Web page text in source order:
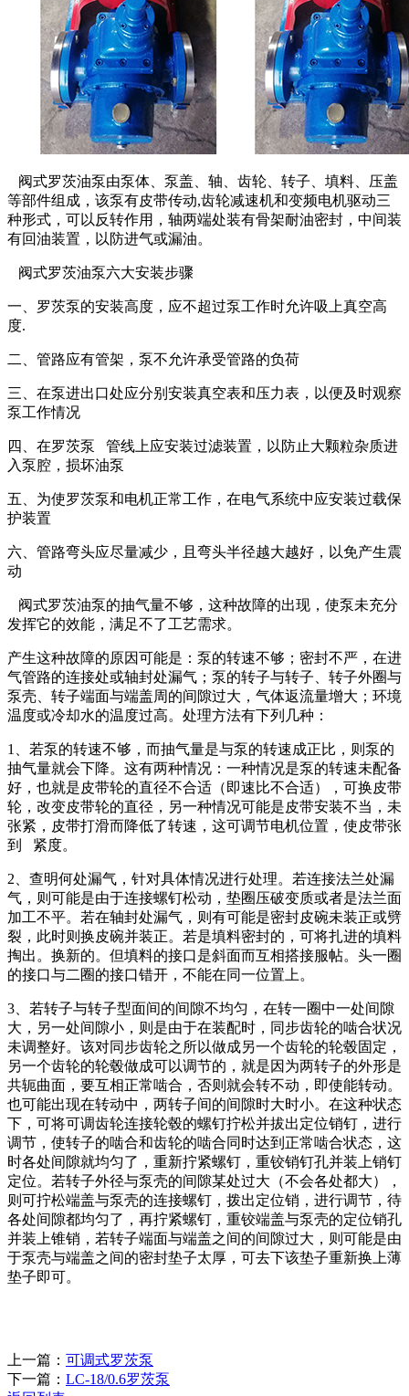
阀式罗茨油泵由泵体、泵盖、轴、齿轮、转子、填料、压盖
等部件组成，该泵有皮带传动,齿轮减速机和变频电机驱动三
种形式，可以反转作用，轴两端处装有骨架耐油密封，中间装
有回油装置，以防进气或漏油。
阀式罗茨油泵六大安装步骤
一、罗茨泵的安装高度，应不超过泵工作时允许吸上真空高
度.
二、管路应有管架，泵不允许承受管路的负荷
三、在泵进出口处应分别安装真空表和压力表，以便及时观察
泵工作情况
四、在罗茨泵 管线上应安装过滤装置，以防止大颗粒杂质进
入泵腔，损坏油泵
五、为使罗茨泵和电机正常工作，在电气系统中应安装过载保
护装置
六、管路弯头应尽量减少，且弯头半径越大越好，以免产生震
动
阀式罗茨油泵的抽气量不够，这种故障的出现，使泵未充分
发挥它的效能，满足不了工艺需求。
产生这种故障的原因可能是：泵的转速不够；密封不严，在进
气管路的连接处或轴封处漏气；泵的转子与转子、转子外圈与
泵壳、转子端面与端盖周的间隙过大，气体返流量增大；环境
温度或冷却水的温度过高。处理方法有下列几种：
1、若泵的转速不够，而抽气量是与泵的转速成正比，则泵的
抽气量就会下降。这有两种情况：一种情况是泵的转速未配备
好，也就是皮带轮的直径不合适（即速比不合适），可换皮带
轮，改变皮带轮的直径，另一种情况可能是皮带安装不当，未
张紧，皮带打滑而降低了转速，这可调节电机位置，使皮带张
到 紧度。
2、查明何处漏气，针对具体情况进行处理。若连接法兰处漏
气，则可能是由于连接螺钉松动，垫圈压破变质或者是法兰面
加工不平。若在轴封处漏气，则有可能是密封皮碗未装正或劈
裂，此时则换皮碗并装正。若是填料密封的，可将扎进的填料
掏出。换新的。但填料的接口是斜面而互相搭接服帖。头一圈
的接口与二圈的接口错开，不能在同一位置上。
3、若转子与转子型面间的间隙不均匀，在转一圈中一处间隙
大，另一处间隙小，则是由于在装配时，同步齿轮的啮合状况
未调整好。该对同步齿轮之所以做成另一个齿轮的轮毂固定，
另一个齿轮的轮毂做成可以调节的，就是因为两转子的外形是
共轭曲面，要互相正常啮合，否则就会转不动，即使能转动。
也可能出现在转动中，两转子间的间隙时大时小。在这种状态
下，可将可调齿轮连接轮毂的螺钉拧松并拔出定位销钉，进行
调节，使转子的啮合和齿轮的啮合同时达到正常啮合状态，这
时各处间隙就均匀了，重新拧紧螺钉，重铰销钉孔并装上销钉
定位。若转子外径与泵壳的间隙某处过大（不会各处都大），
则可拧松端盖与泵壳的连接螺钉，拨出定位销，进行调节，待
各处间隙都均匀了，再拧紧螺钉，重铰端盖与泵壳的定位销孔
并装上锥销，若转子端面与端盖之间的间隙过大，则可能是由
于泵壳与端盖之间的密封垫子太厚，可去下该垫子重新换上薄
垫子即可。
上一篇： 可调式罗茨泵
下一篇： LC-18/0.6罗茨泵